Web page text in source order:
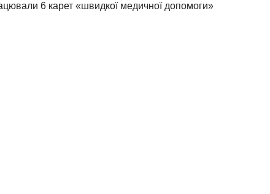
6 карет «швидкої медичної допомоги»